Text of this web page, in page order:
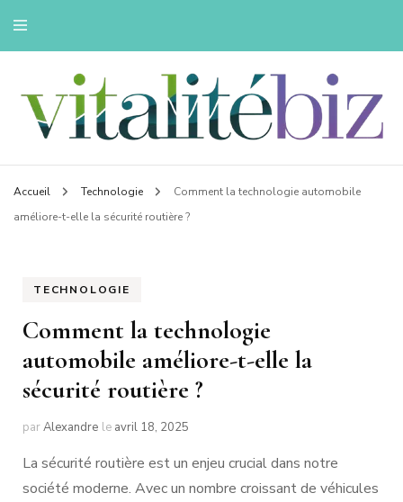
Vitalitebiz
Innovons pour une vie saine
Accueil Technologie
Comment la technologie automobile
améliore-t-elle la sécurité routière ?
TECHNOLOGIE
Comment la technologie
automobile améliore-t-elle la
sécurité routière ?
parAlexandre le avril 18, 2025
La sécurité routière est un enjeu crucial dans notre
société moderne. Avec un nombre croissant de véhicules